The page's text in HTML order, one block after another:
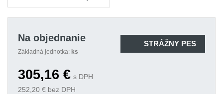
Na objednanie
Základná jednotka: ks
STRÁŽNY PES
305,16 € s DPH
252,20 € bez DPH